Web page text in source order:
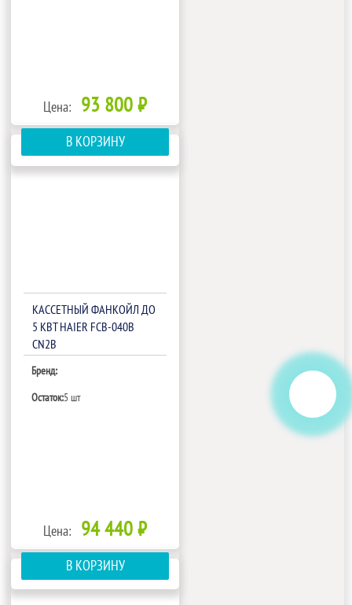
Цена: 93 800 ₽
В КОРЗИНУ
КАССЕТНЫЙ ФАНКОЙЛ ДО
5 КВТ HAIER FCB-040B
CN2B
Бренд:
Остаток:5 шт
Цена: 94 440 ₽
В КОРЗИНУ